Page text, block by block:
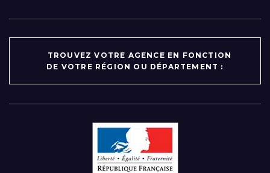
TROUVEZ VOTRE AGENCE EN FONCTION
DE VOTRE RÉGION OU DÉPARTEMENT :
Auvergne-Rhône-Alpes